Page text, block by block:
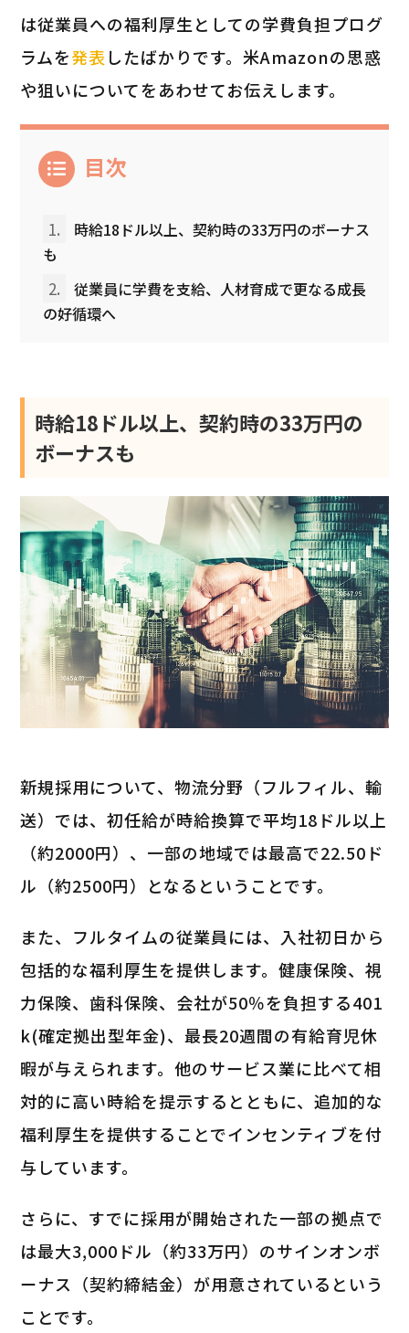
は従業員への福利厚生としての学費負担プログ
ラムを発表したばかりです。米Amazonの思惑
や狙いについてをあわせてお伝えします。
目次
1.
時給18ドル以上、契約時の33万円のボーナス
も
2.
従業員に学費を支給、人材育成で更なる成長
の好循環へ
時給18ドル以上、契約時の33万円の
ボーナスも
新規採用について、物流分野（フルフィル、輸
送）では、初任給が時給換算で平均18ドル以上
（約2000円）、一部の地域では最高で22.50ド
ル（約2500円）となるということです。
また、フルタイムの従業員には、入社初日から
包括的な福利厚生を提供します。健康保険、視
力保険、歯科保険、会社が50％を負担する401
k(確定拠出型年金)、最長20週間の有給育児休
暇が与えられます。他のサービス業に比べて相
対的に高い時給を提示するとともに、追加的な
福利厚生を提供することでインセンティブを付
与しています。
さらに、すでに採用が開始された一部の拠点で
は最大3,000ドル（約33万円）のサインオンボ
ーナス（契約締結金）が用意されているという
ことです。